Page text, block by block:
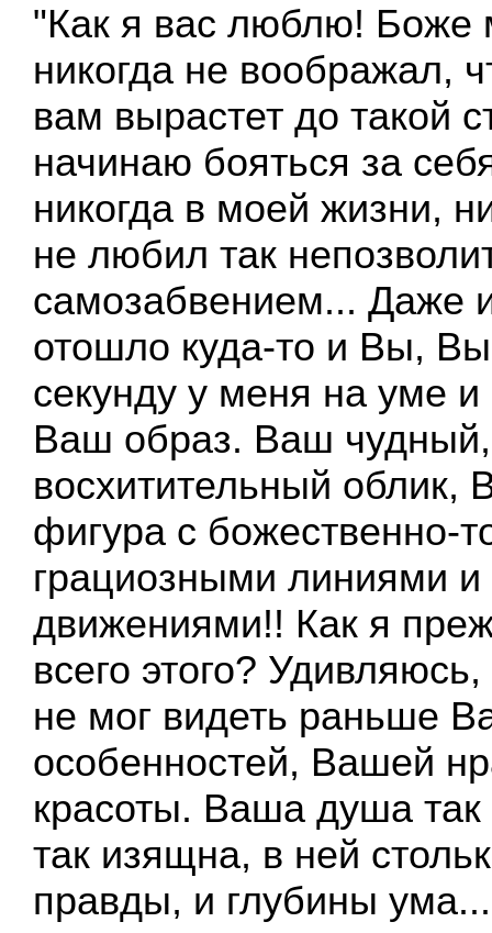
"Как я вас люблю! Боже
никогда не воображал,
вам вырастет до такой
начинаю бояться за
никогда в моей жизни,
не любил так
самозабвением... Даже
отошло куда-то и Вы,
секунду у меня на уме
Ваш образ. Ваш чудный,
восхитительный облик,
фигура с божественно-
грациозными линиями
движениями!! Как я
всего этого?
не мог видеть раньше
особенностей, Вашей
красоты. Ваша душа
так изящна, в ней
правды, и глубины